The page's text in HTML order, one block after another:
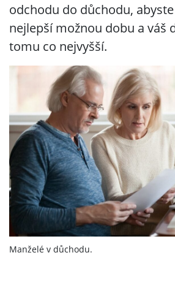
odchodu do důchodu,
nejlepší možnou dobu a váš
tomu co nejvyšší.
Manželé v důchodu.